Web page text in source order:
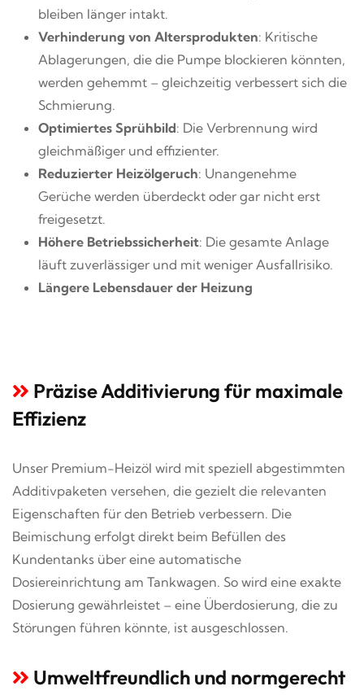
bleiben länger intakt.
Verhinderung von Altersprodukten: Kritische
Ablagerungen, die die Pumpe blockieren könnten,
werden gehemmt – gleichzeitig verbessert sich die
Schmierung.
Optimiertes Sprühbild: Die Verbrennung wird
gleichmäßiger und effizienter.
Reduzierter Heizölgeruch: Unangenehme
Gerüche werden überdeckt oder gar nicht erst
freigesetzt.
Höhere Betriebssicherheit: Die gesamte Anlage
läuft zuverlässiger und mit weniger Ausfallrisiko.
Längere Lebensdauer der Heizung
Präzise Additivierung für maximale
Effizienz
Unser Premium-Heizöl wird mit speziell abgestimmten
Additivpaketen versehen, die gezielt die relevanten
Eigenschaften für den Betrieb verbessern. Die
Beimischung erfolgt direkt beim Befüllen des
Kundentanks über eine automatische
Dosiereinrichtung am Tankwagen. So wird eine exakte
Dosierung gewährleistet – eine Überdosierung, die zu
Störungen führen könnte, ist ausgeschlossen.
Umweltfreundlich und normgerecht